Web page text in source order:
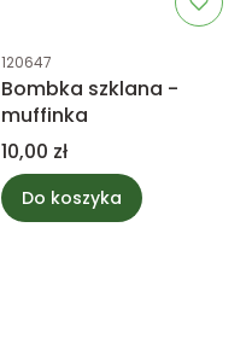
Kod produktu
120647
Bombka szklana -
muffinka
Cena
10,00 zł
Do koszyka